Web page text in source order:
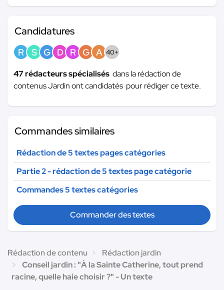
Candidatures
R S G D R G A 40+
47 rédacteurs spécialisés dans la rédaction de
contenus Jardin ont candidatés pour rédiger ce texte.
Commandes similaires
Rédaction de 5 textes pages catégories
Partie 2 - rédaction de 5 textes page catégorie
Commandes 5 textes catégories
Commander des textes
Rédaction de contenu
Rédaction jardin
Conseil jardin : "À la Sainte Catherine, tout prend
racine, quelle haie choisir ?" - Un texte